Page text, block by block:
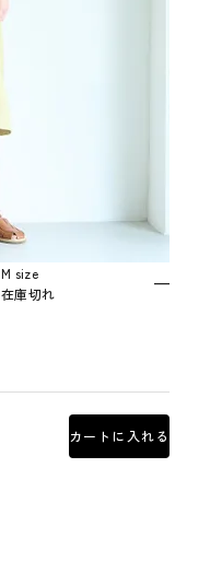
M size
在庫切れ
—
カートに入れる